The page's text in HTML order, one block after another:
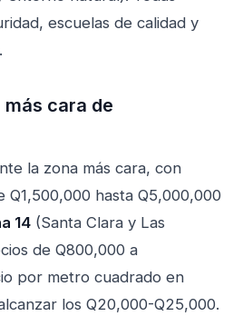
escuelas de calidad y
más cara de
la zona más cara, con
Q1,500,000 hasta Q5,000,000
14 (Santa Clara y Las
de Q800,000 a
por metro cuadrado en
los Q20,000-Q25,000.